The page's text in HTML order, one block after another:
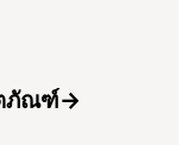
ภัณฑ์→